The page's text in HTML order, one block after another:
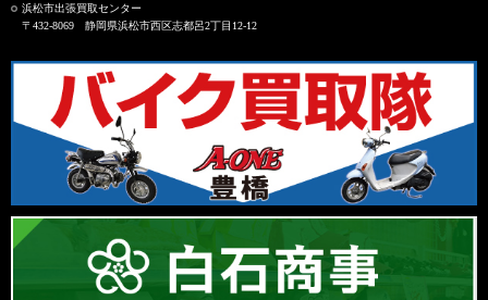
浜松市出張買取センター
〒432-8069 静岡県浜松市西区志都呂2丁目12-12